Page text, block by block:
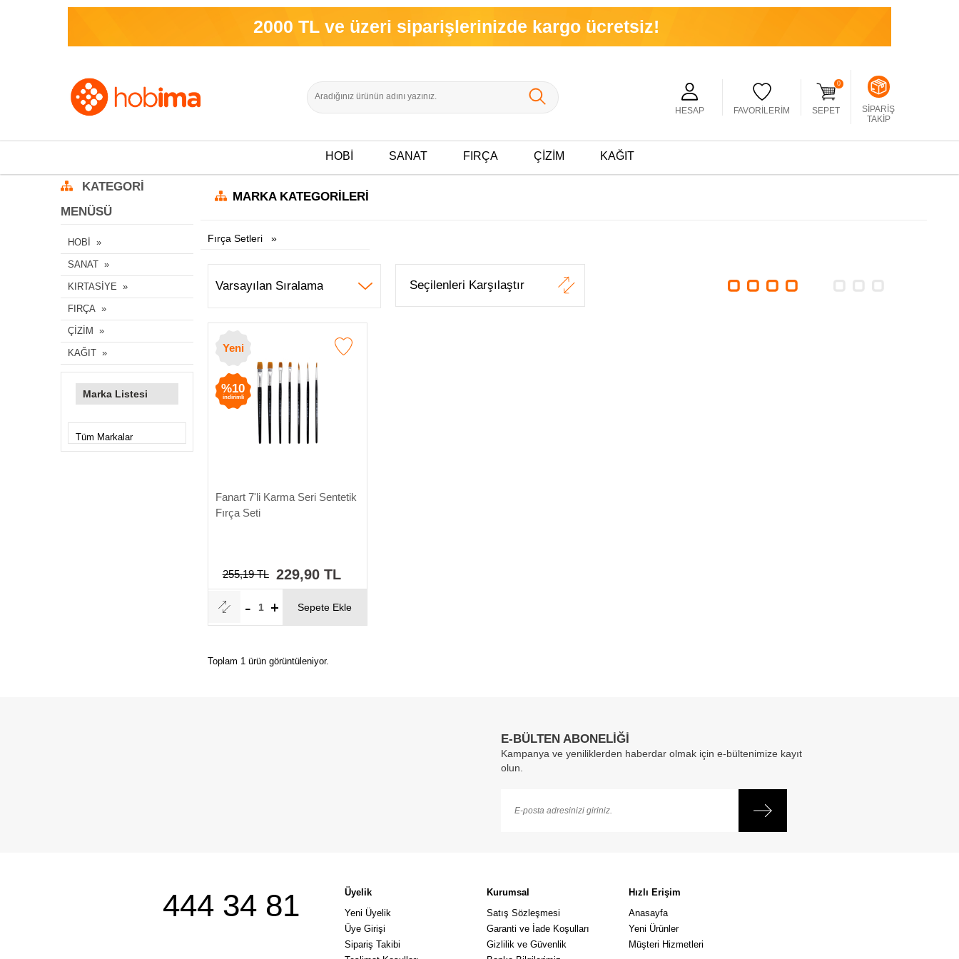
2000 TL ve üzeri siparişlerinizde kargo ücretsiz!
HESAP FAVORILERIM SEPET
0
SIPARIŞ
TAKIP
HOBİ SANAT FIRÇA ÇİZİM KAĞIT
KATEGORI
MENÜSÜ
HOBİ
SANAT
KIRTASİYE
FIRÇA
ÇİZİM
KAĞIT
Marka Listesi
MARKA KATEGORILERI
Fırça Setleri
Seçilenleri Karşılaştır
Yeni
%10
indirimli
Fanart 7'li Karma Seri Sentetik
Fırça Seti
255,19 TL 229,90 TL
Sepete Ekle
Toplam 1 ürün görüntüleniyor.
E-BÜLTEN ABONELİĞİ
Kampanya ve yeniliklerden haberdar olmak için e-bültenimize kayıt
olun.
444 34 81
Üyelik
Yeni Üyelik
Üye Girişi
Sipariş Takibi
Kurumsal
Satış Sözleşmesi
Garanti ve İade Koşulları
Gizlilik ve Güvenlik
Hızlı Erişim
Anasayfa
Yeni Ürünler
Müşteri Hizmetleri